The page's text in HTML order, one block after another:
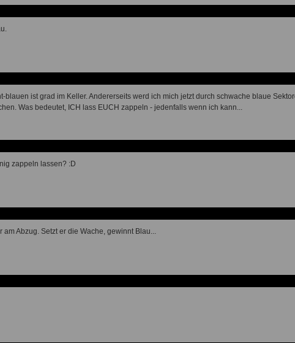
blauen ist grad im Keller. Andererseits werd ich mich jetzt durch schwache blaue
Was bedeutet, ICH lass EUCH zappeln - jedenfalls wenn ich kann...
zappeln lassen? :D
Abzug. Setzt er die Wache, gewinnt Blau...